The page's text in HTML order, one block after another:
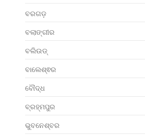
ବରଗଡ଼
ବଲାଙ୍ଗୀର
ବଲିଉଡ୍
ବାଲେଶ୍ଵର
ବୌଦ୍ଧ
ବ୍ରହ୍ମପୁର
ଭୁବନେଶ୍ବର